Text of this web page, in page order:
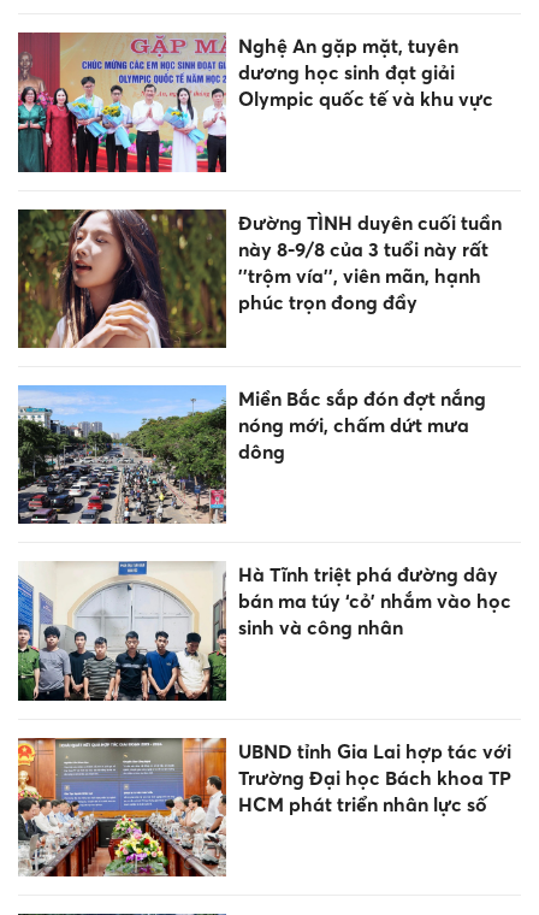
Nghệ An gặp mặt, tuyên
dương học sinh đạt giải
Olympic quốc tế và khu vực
Đường TÌNH duyên cuối tuần
này 8-9/8 của 3 tuổi này rất
''trộm vía'', viên mãn, hạnh
phúc trọn đong đầy
Miền Bắc sắp đón đợt nắng
nóng mới, chấm dứt mưa
dông
Hà Tĩnh triệt phá đường dây
bán ma túy ‘cỏ’ nhắm vào học
sinh và công nhân
UBND tỉnh Gia Lai hợp tác với
Trường Đại học Bách khoa TP
HCM phát triển nhân lực số